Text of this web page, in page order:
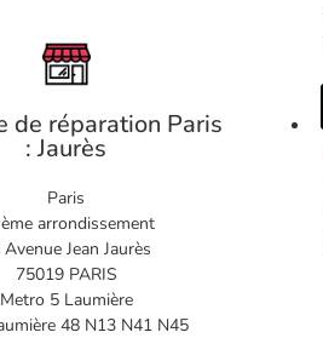
de réparation Paris
: Jaurès
Paris
arrondissement
Avenue Jean Jaurès
75019 PARIS
Metro 5 Laumière
48 N13 N41 N45